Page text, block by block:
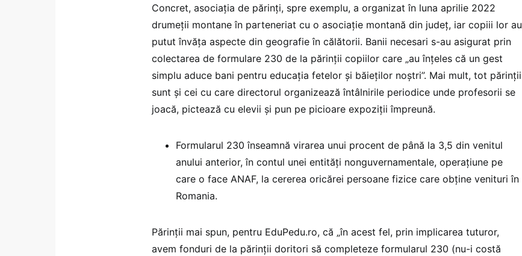
Concret, asociația de părinți, spre exemplu, a organizat în luna aprilie 2022
drumeții montane în parteneriat cu o asociație montană din județ, iar copiii lor au
putut învăța aspecte din geografie în călătorii. Banii necesari s-au asigurat prin
colectarea de formulare 230 de la părinții copiilor care „au înțeles că un gest
simplu aduce bani pentru educația fetelor și băieților noștri”. Mai mult, tot părinții
sunt și cei cu care directorul organizează întâlnirile periodice unde profesorii se
joacă, pictează cu elevii și pun pe picioare expoziții împreună.
Formularul 230 înseamnă virarea unui procent de până la 3,5 din venitul
anului anterior, în contul unei entități nonguvernamentale, operațiune pe
care o face ANAF, la cererea oricărei persoane fizice care obține venituri în
Romania.
Părinții mai spun, pentru EduPedu.ro, că „în acest fel, prin implicarea tuturor,
avem fonduri de la părinții doritori să completeze formularul 230 (nu-i costă